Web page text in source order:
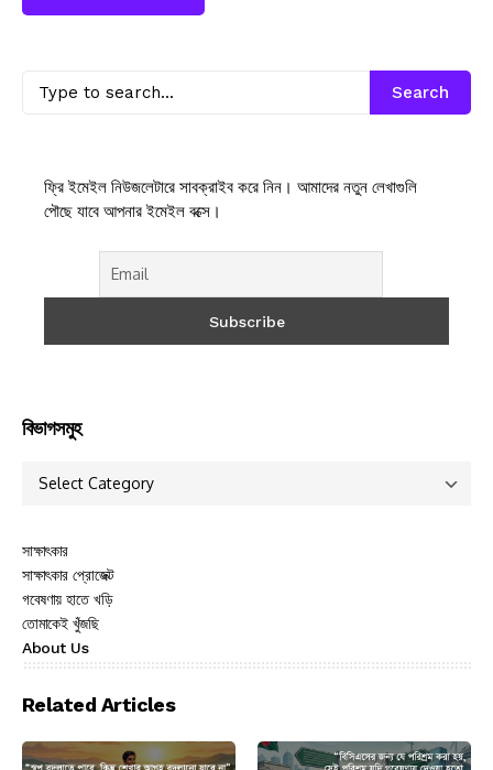
Search
ফ্রি ইমেইল নিউজলেটারে সাবক্রাইব করে নিন। আমাদের নতুন লেখাগুলি
পৌছে যাবে আপনার ইমেইল বক্সে।
বিভাগসমুহ
সাক্ষাৎকার
সাক্ষাৎকার প্রোজেক্ট
গবেষণায় হাতে খড়ি
তোমাকেই খুঁজছি
About Us
Related Articles